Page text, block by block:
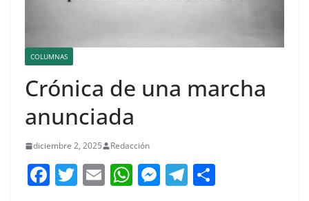
COLUMNAS
Crónica de una marcha
anunciada
diciembre 2, 2025 Redacción
F T E W M T